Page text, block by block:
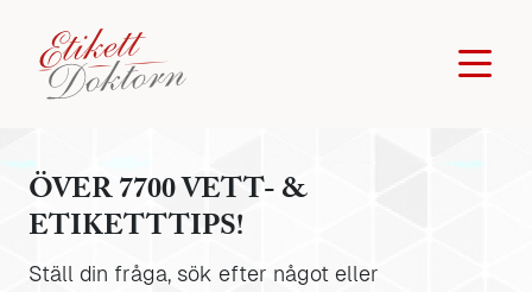
ÖVER 7700 VETT- &
ETIKETTTIPS!
Ställ din fråga, sök efter något eller